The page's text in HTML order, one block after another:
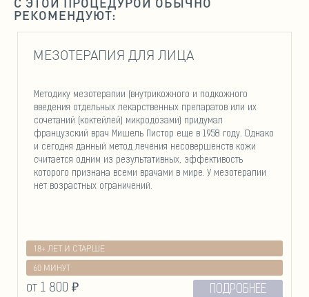
РЕКОМЕНДУЮТ:
МЕЗОТЕРАПИЯ ДЛЯ ЛИЦА
Методику мезотерапии (внутрикожного и подкожного
введения отдельных лекарственных препаратов или их
сочетаний (коктейлей) микродозами) придумал
французский врач Мишель Пистор еще в 1958 году. Однако
и сегодня данный метод лечения несовершенств кожи
считается одним из результативных, эффективость
которого признана всеми врачами в мире. У мезотерапии
нет возрастных ограничений.
18+ ЛЕТ И СТАРШЕ
60 МИНУТ
от 1 800 ₽ ПОДРОБНЕЕ